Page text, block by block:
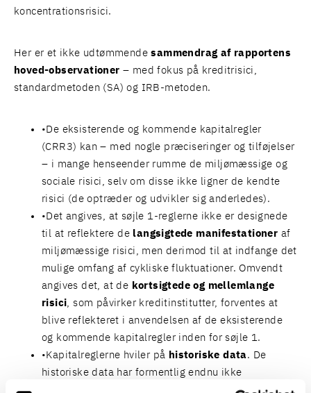
koncentrationsrisici.
Her er et ikke udtømmendesammendrag af rapportens
hoved-observationer – med fokus på kreditrisici,
standardmetoden (SA) og IRB-metoden.
De eksisterende og kommende kapitalregler
(CRR3) kan – med nogle præciseringer og tilføjelser
– i mange henseender rumme de miljømæssige og
sociale risici, selv om disse ikke ligner de kendte
risici (de optræder og udvikler sig anderledes).
Det angives, at søjle 1-reglerne ikke er designede
til at reflektere de langsigtede manifestationer af
miljømæssige risici, men derimod til at indfange det
mulige omfang af cykliske fluktuationer. Omvendt
angives det, at de kortsigtede og mellemlange
risici, som påvirker kreditinstitutter, forventes at
blive reflekteret i anvendelsen af de eksisterende
og kommende kapitalregler inden for søjle 1.
Kapitalreglerne hviler på historiske data . De
historiske data har formentlig endnu ikke
”opsamlet” de miljømæssige og sociale risici, men